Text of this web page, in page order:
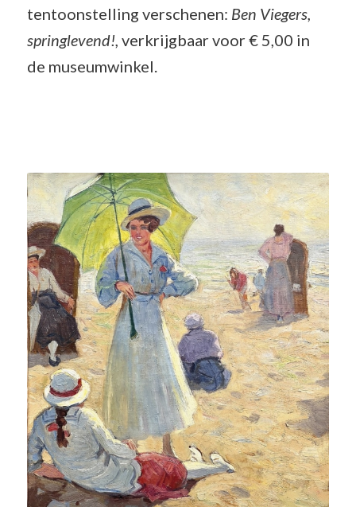
tentoonstelling verschenen: Ben Viegers,
springlevend!, verkrijgbaar voor € 5,00 in
de museumwinkel.